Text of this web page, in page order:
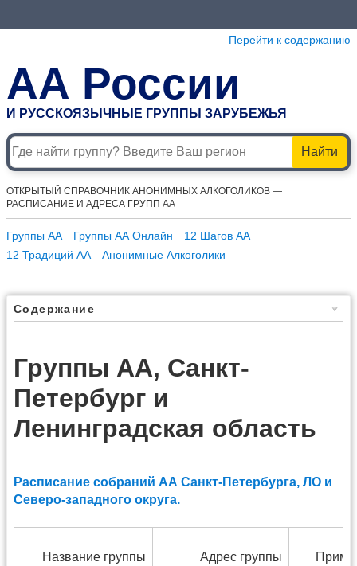
Перейти к содержанию
АА России
И РУССКОЯЗЫЧНЫЕ ГРУППЫ ЗАРУБЕЖЬЯ
Найти
ОТКРЫТЫЙ СПРАВОЧНИК АНОНИМНЫХ АЛКОГОЛИКОВ —
РАСПИСАНИЕ И АДРЕСА ГРУПП АА
Группы АА Группы АА Онлайн
12 Шагов АА
12 Традиций АА
Анонимные Алкоголики
Содержание
Группы АА, Санкт-
Петербург и
Ленинградская область
Расписание собраний АА Санкт-Петербурга, ЛО и
Северо-западного округа.
Название группы Адрес группы